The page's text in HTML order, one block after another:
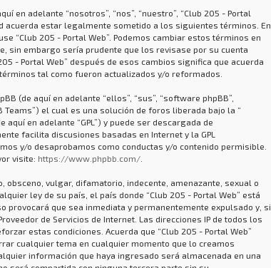
en adelante “nosotros”, “nos”, “nuestro”, “Club 205 - Portal
acuerda estar legalmente sometido a los siguientes términos. En
“Club 205 - Portal Web”. Podemos cambiar estos términos en
sin embargo sería prudente que los revisase por su cuenta
- Portal Web” después de esos cambios significa que acuerda
tal como fueron actualizados y/o reformados.
(de aquí en adelante “ellos”, “sus”, “software phpBB”,
Teams”) el cual es una solución de foros liberada bajo la “
aquí en adelante “GPL”) y puede ser descargada de
facilita discusiones basadas en Internet y la GPL
y/o desaprobamos como conductas y/o contenido permisible.
visite: https://www.phpbb.com/.
obsceno, vulgar, difamatorio, indecente, amenazante, sexual o
ley de su país, el país donde “Club 205 - Portal Web” está
provocará que sea inmediata y permanentemente expulsado y, si
de Servicios de Internet. Las direcciones IP de todos los
estas condiciones. Acuerda que “Club 205 - Portal Web”
cualquier tema en cualquier momento que lo creamos
información que haya ingresado será almacenada en una